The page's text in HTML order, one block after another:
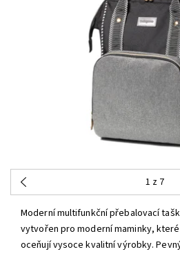
1 z 7
Moderní multifunkční přebalovací
vytvořen pro moderní maminky,
oceňují vysoce kvalitní výrobky.